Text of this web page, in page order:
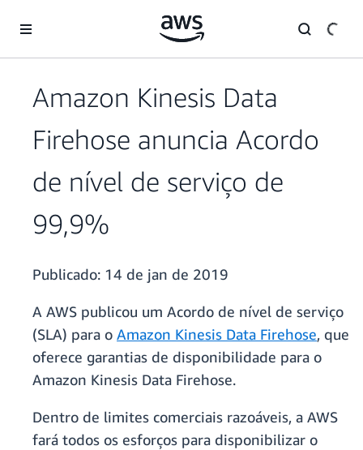
Pular para o conteúdo principal
Amazon Kinesis Data
Firehose anuncia Acordo
de nível de serviço de
99,9%
Publicado: 14 de jan de 2019
A AWS publicou um Acordo de nível de serviço
(SLA) para o Amazon Kinesis Data Firehose, que
oferece garantias de disponibilidade para o
Amazon Kinesis Data Firehose.
Dentro de limites comerciais razoáveis, a AWS
fará todos os esforços para disponibilizar o